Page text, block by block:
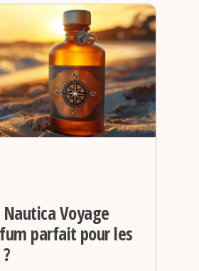
Voyage
parfait pour les